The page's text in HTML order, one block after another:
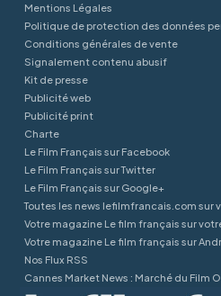
Mentions Légales
Politique de protection des données
Conditions générales de vente
Signalement contenu abusif
Kit de presse
Publicité web
Publicité print
Charte
Le Film Français sur Facebook
Le Film Français sur Twitter
Le Film Français sur Google+
Toutes les news lefilmfrancais.com sur
Votre magazine Le film français sur
Votre magazine Le film français sur
Nos Flux RSS
Cannes Market News : Marché du Film